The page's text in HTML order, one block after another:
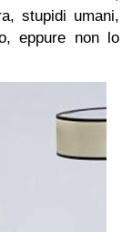
stupidi umani,
eppure non lo